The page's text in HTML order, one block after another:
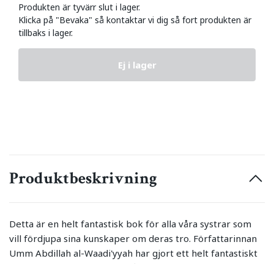
Produkten är tyvärr slut i lager.
Klicka på "Bevaka" så kontaktar vi dig så fort produkten är
tillbaks i lager.
Ej i lager
Produktbeskrivning
Detta är en helt fantastisk bok för alla våra systrar som
vill fördjupa sina kunskaper om deras tro. Författarinnan
Umm Abdillah al-Waadi'yyah har gjort ett helt fantastiskt